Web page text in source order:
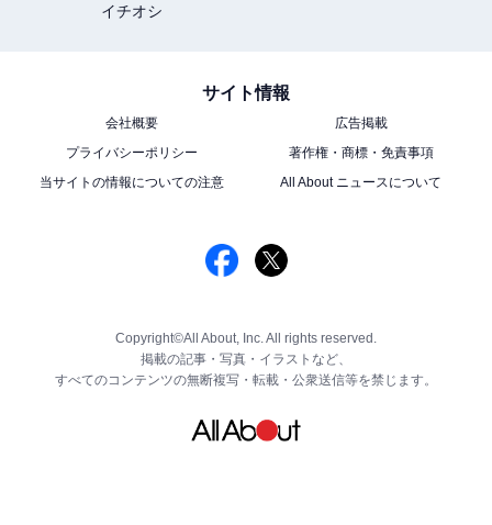
イチオシ
サイト情報
会社概要
広告掲載
プライバシーポリシー
著作権・商標・免責事項
当サイトの情報についての注意
All About ニュースについて
Copyright©All About, Inc. All rights reserved.
掲載の記事・写真・イラストなど、
すべてのコンテンツの無断複写・転載・公衆送信等を禁じます。